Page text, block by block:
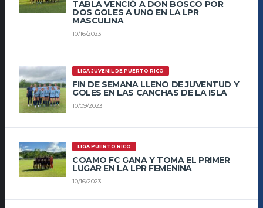
TABLA VENCIÓ A DON BOSCO POR
DOS GOLES A UNO EN LA LPR
MASCULINA
10/16/2023
LIGA JUVENIL DE PUERTO RICO
FIN DE SEMANA LLENO DE JUVENTUD Y
GOLES EN LAS CANCHAS DE LA ISLA
10/09/2023
LIGA PUERTO RICO
COAMO FC GANA Y TOMA EL PRIMER
LUGAR EN LA LPR FEMENINA
10/16/2023